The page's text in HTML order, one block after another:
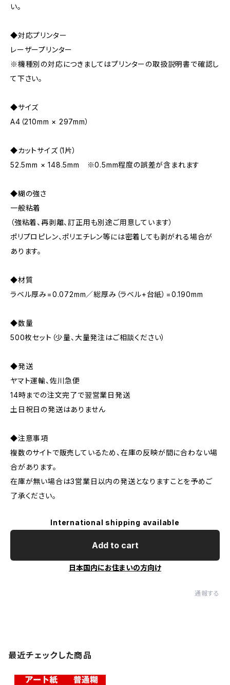
い。
◆対応プリンター
レーザープリンター
※機種別の対応につきましてはプリンターの取扱説明書で確認し
て下さい。
◆サイズ
A4（210mm × 297mm）
◆カットサイズ（1片）
52.5mm × 148.5mm ※0.5mm程度の誤差が含まれます
◆糊の強さ
一般粘着
（強粘着、再剥離、訂正用も別途ご用意しています）
ポリプロピレン、ポリエチレン等には密着しても剥がれる場合が
あります。
◆材質
ラベル厚み=0.072mm／総厚み（ラベル+台紙）=0.190mm
◆数量
500枚セット（少量、大量発注はご相談ください）
◆発送
ヤマト運輸、佐川急便
14時までの注文完了で翌営業日発送
土日祝日の発送はありません
◆注意事項
複数のサイトで販売しているため、在庫の反映が間に合わない場
合があります。
在庫が無い場合は3営業日以内の発送となりますことを予めご
了承ください。
International shipping available
Add to cart
日本国内にお住まいの方向け
通報する
最近チェックした商品